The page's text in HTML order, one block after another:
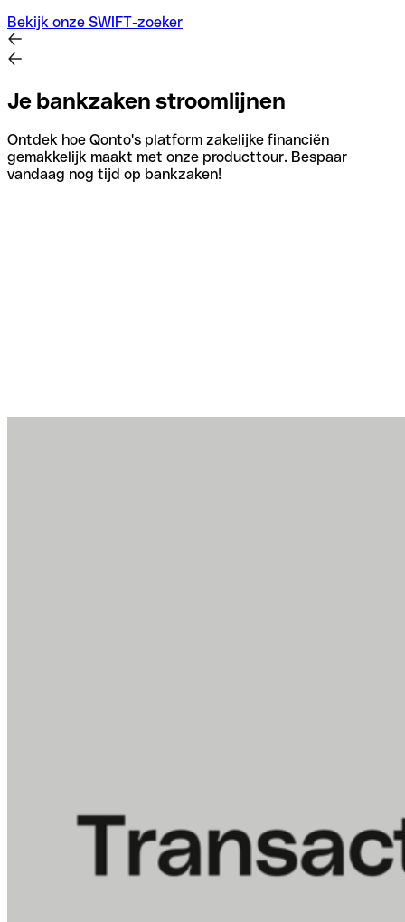
Bekijk onze SWIFT-zoeker
Je bankzaken stroomlijnen
Ontdek hoe Qonto's platform zakelijke financiën
gemakkelijk maakt met onze producttour. Bespaar
vandaag nog tijd op bankzaken!